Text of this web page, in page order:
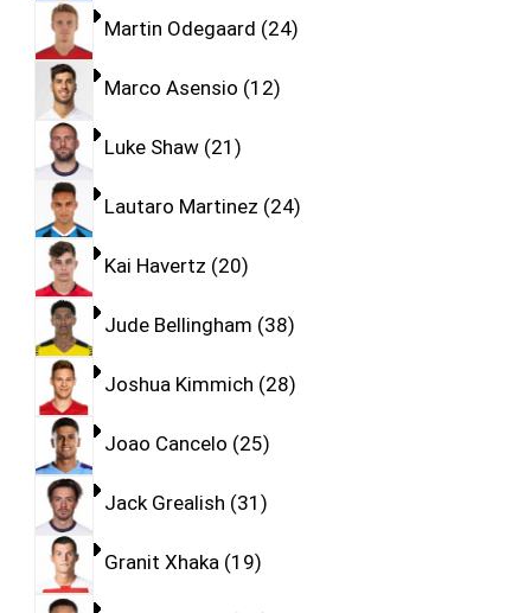
Martin Odegaard 24
Marco Asensio 12
Luke Shaw 21
Lautaro Martinez 24
Kai Havertz 20
Jude Bellingham 38
Joshua Kimmich 28
Joao Cancelo 25
Jack Grealish 31
Granit Xhaka 19